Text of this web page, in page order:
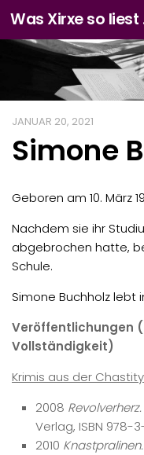
Zum Inhalt
Was Xirxe so liest
JANUAR 20, 2021
Simone
Geboren am 10. März
Nachdem sie ihr
abgebrochen hatte,
Schule.
Simone Buchholz lebt
Veröffentlichungen
Vollständigkeit)
Krimis aus der
2008
Verlag, ISBN 978-
2010